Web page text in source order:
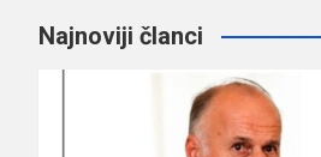
Najnoviji članci